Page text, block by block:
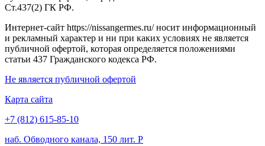
Ст.437(2) ГК РФ.
Интернет-сайт https://nissangermes.ru/ носит информационный
и рекламный характер и ни при каких условиях не является
публичной офертой, которая определяется положениями
статьи 437 Гражданского кодекса РФ.
Не является публичной офертой
Карта сайта
+7 (812) 615-85-10
наб. Обводного канала, 150 лит. Р